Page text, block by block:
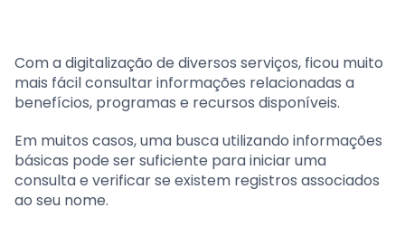
Com a digitalização de diversos serviços, ficou muito
mais fácil consultar informações relacionadas a
benefícios, programas e recursos disponíveis.
Em muitos casos, uma busca utilizando informações
básicas pode ser suficiente para iniciar uma
consulta e verificar se existem registros associados
ao seu nome.